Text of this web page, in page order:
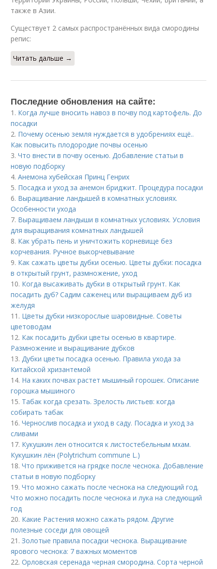
также в Азии.
Существует 2 самых распространённых вида смородины
репис:
Читать дальше →
Последние обновления на сайте:
1. Когда лучше вносить навоз в почву под картофель. До
посадки
2. Почему осенью земля нуждается в удобрениях ещё..
Как повысить плодородие почвы осенью
3.Что внести в почву осенью. Добавление статьи в
новую подборку
4.Анемона хубейская Принц Генрих
5. Посадка и уход за анемон бриджит. Процедура посадки
6. Выращивание ландышей в комнатных условиях.
Особенности ухода
7. Выращиваем ландыши в комнатных условиях. Условия
для выращивания комнатных ландышей
8. Как убрать пень и уничтожить корневище без
корчевания. Ручное выкорчевывание
9. Как сажать цветы дубки осенью. Цветы дубки: посадка
в открытый грунт, размножение, уход
10. Когда высаживать дубки в открытый грунт. Как
посадить дуб? Садим саженец или выращиваем дуб из
желудя
11. Цветы дубки низкорослые шаровидные. Советы
цветоводам
12. Как посадить дубки цветы осенью в квартире.
Размножение и выращивание дубков
13. Дубки цветы посадка осенью. Правила ухода за
Китайской хризантемой
14. На каких почвах растет мышиный горошек. Описание
горошка мышиного
15. Табак когда срезать. Зрелость листьев: когда
собирать табак
16.Чернослив посадка и уход в саду. Посадка и уход за
сливами
17. Кукушкин лен относится к листостебельным мхам.
Кукушкин лён (Polytrichum commune L.)
18.Что приживется на грядке после чеснока. Добавление
статьи в новую подборку
19.Что можно сажать после чеснока на следующий год.
Что можно посадить после чеснока и лука на следующий
год
20. Какие Растения можно сажать рядом. Другие
полезные соседи для овощей
21.Золотые правила посадки чеснока. Выращивание
ярового чеснока: 7 важных моментов
22.Орловская серенада черная смородина. Сорта черной